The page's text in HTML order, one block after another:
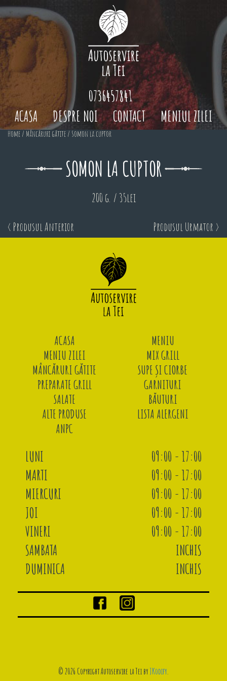
ACASA DESPRE NOI CONTACT MENIUL ZILEI
0736457841
Home / Mâncăruri gătite / Somon la cuptor
SOMON LA CUPTOR
200 g. / 35lei
< Produsul Anterior Produsul Urmator >
ACASA
MENIU
MENIU ZILEI
MIX GRILL
MÂNCĂRURI GĂTITE
SUPE ȘI CIORBE
PREPARATE GRILL
GARNITURI
SALATE
BĂUTURI
ALTE PRODUSE
LISTA ALERGENI
ANPC
LUNI
09:00 - 17:00
MARTI
09:00 - 17:00
MIERCURI
09:00 - 17:00
JOI
09:00 - 17:00
VINERI
09:00 - 17:00
SAMBATA
INCHIS
DUMINICA
INCHIS
© 2026 Copyright Autoservire la Tei byJKodify.